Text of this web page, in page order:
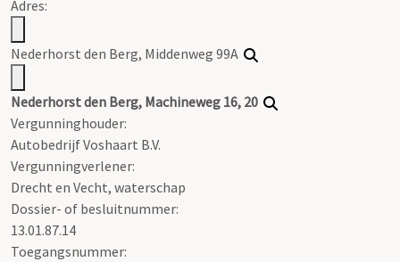
Adres:
Nederhorst den Berg, Middenweg 99A
Nederhorst den Berg, Machineweg 16, 20
Vergunninghouder:
Autobedrijf Voshaart B.V.
Vergunningverlener:
Drecht en Vecht, waterschap
Dossier- of besluitnummer:
13.01.87.14
Toegangsnummer: